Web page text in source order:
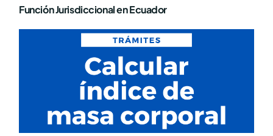
Función Jurisdiccional en Ecuador